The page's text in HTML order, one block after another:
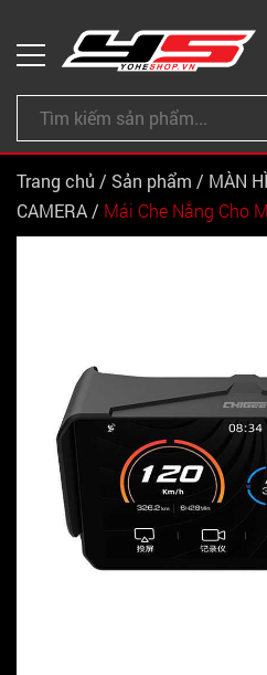
Trang chủ / Sản phẩm / MÀN
CAMERA / Mái Che Nắng Cho